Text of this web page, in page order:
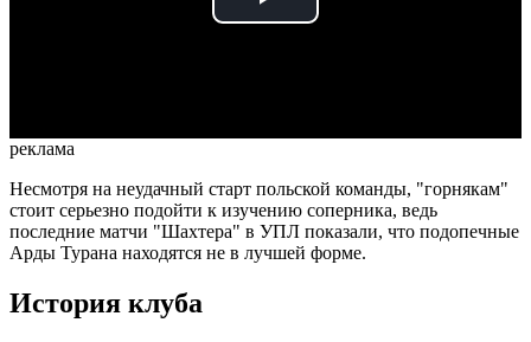
Play
реклама
Несмотря на неудачный старт польской команды, "горнякам"
стоит серьезно подойти к изучению соперника, ведь
последние матчи "Шахтера" в УПЛ показали, что подопечные
Арды Турана находятся не в лучшей форме.
История клуба